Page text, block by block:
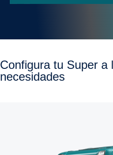
Quintana Roo
configura tu Super a la medida de tus
necesidades